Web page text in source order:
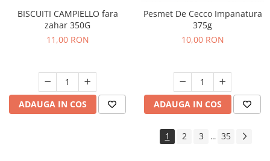
BISCUITI CAMPIELLO fara
zahar 350G
11,00 RON
ADAUGA IN COS
Pesmet De Cecco Impanatura
375g
10,00 RON
ADAUGA IN COS
1 2 3 ... 35